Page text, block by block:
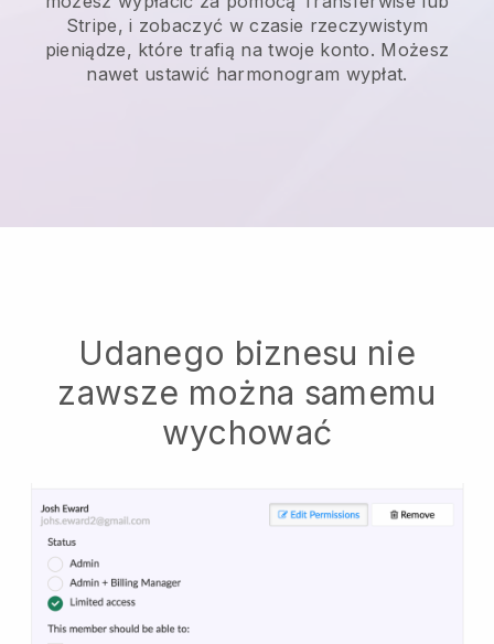
Stripe, i zobaczyć w czasie rzeczywistym
pieniądze, które trafią na twoje konto. Możesz
nawet ustawić harmonogram wypłat.
Udanego biznesu nie
zawsze można samemu
wychować